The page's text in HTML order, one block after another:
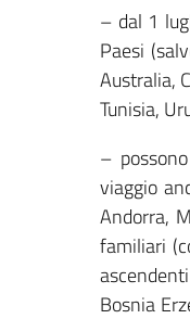
– dal 1
Paesi
Australia,
Tunisia,
–
viaggio
Andorra,
familiari
Bosnia